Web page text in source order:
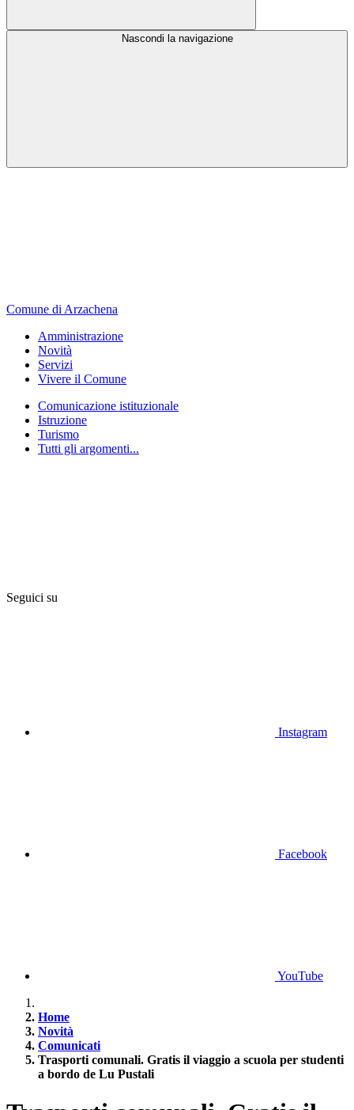
Nascondi la navigazione
Comune di Arzachena
Amministrazione
Novità
Servizi
Vivere il Comune
Comunicazione istituzionale
Istruzione
Turismo
Tutti gli argomenti...
Seguici su
Instagram
Facebook
YouTube
Home
Novità
Comunicati
Trasporti comunali. Gratis il viaggio a scuola per studenti
a bordo de Lu Pustali